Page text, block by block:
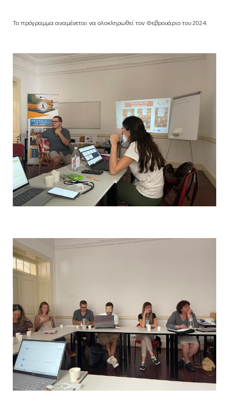
Το πρόγραμμα αναμένεται να ολοκληρωθεί τον Φεβρουάριο του 2024.